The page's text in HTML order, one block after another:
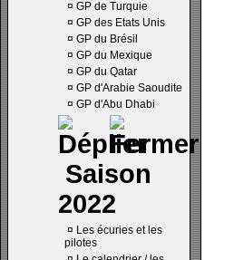
¤ GP de Turquie
¤ GP des Etats Unis
¤ GP du Brésil
¤ GP du Mexique
¤ GP du Qatar
¤ GP d'Arabie Saoudite
¤ GP d'Abu Dhabi
Saison
2022
¤ Les écuries et les
pilotes